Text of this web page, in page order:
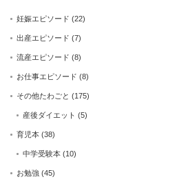
妊娠エピソード (22)
出産エピソード (7)
流産エピソード (8)
お仕事エピソード (8)
その他たわごと (175)
産後ダイエット (5)
育児本 (38)
中学受験本 (10)
お勉強 (45)